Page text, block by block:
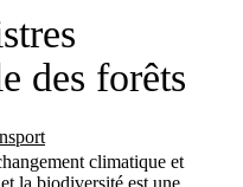
des forêts
climatique et